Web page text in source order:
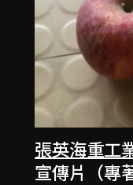
張英海重工
宣傳片（專